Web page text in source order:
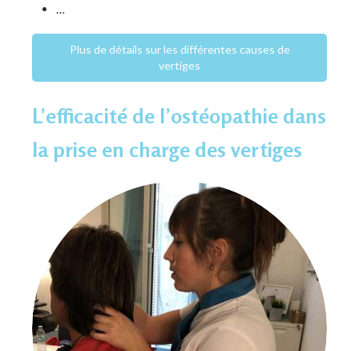
…
Plus de détails sur les différentes causes de
vertiges
L’efficacité de l’ostéopathie dans
la prise en charge des vertiges